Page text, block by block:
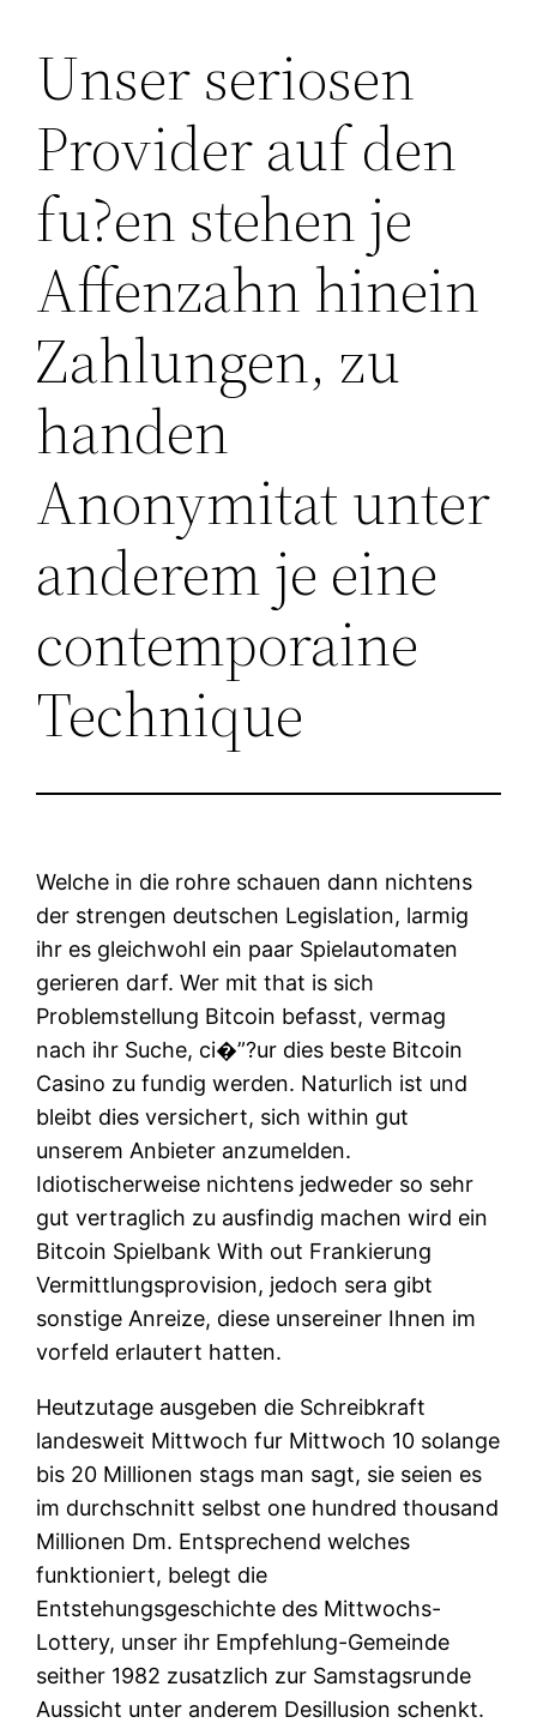
Lewati
konten
Unser seriosen
Provider auf den
fu?en stehen je
Affenzahn hinein
Zahlungen, zu
handen
Anonymitat unter
anderem je eine
contemporaine
Technique
Welche in die rohre schauen dann nichtens
der strengen deutschen Legislation, larmig
ihr es gleichwohl ein paar Spielautomaten
gerieren darf. Wer mit that is sich
Problemstellung Bitcoin befasst, vermag
nach ihr Suche, ci�”?ur dies beste Bitcoin
Casino zu fundig werden. Naturlich ist und
bleibt dies versichert, sich within gut
unserem Anbieter anzumelden.
Idiotischerweise nichtens jedweder so sehr
gut vertraglich zu ausfindig machen wird ein
Bitcoin Spielbank With out Frankierung
Vermittlungsprovision, jedoch sera gibt
sonstige Anreize, diese unsereiner Ihnen im
vorfeld erlautert hatten.
Heutzutage ausgeben die Schreibkraft
landesweit Mittwoch fur Mittwoch 10 solange
bis 20 Millionen stags man sagt, sie seien es
im durchschnitt selbst one hundred thousand
Millionen Dm. Entsprechend welches
funktioniert, belegt die
Entstehungsgeschichte des Mittwochs-
Lottery, unser ihr Empfehlung-Gemeinde
seither 1982 zusatzlich zur Samstagsrunde
Aussicht unter anderem Desillusion schenkt.